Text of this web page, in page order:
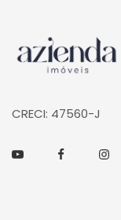
Página inicial
CRECI: 47560-J
YoutubeFacebook